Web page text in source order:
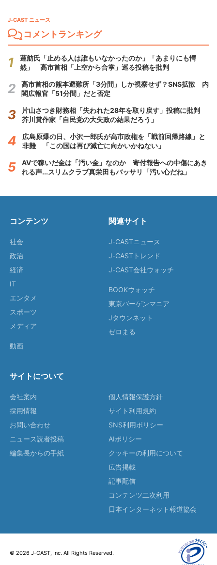
J-CAST ニュース
コメントランキング
蓮舫氏「止める人は誰もいなかったのか」「あまりにも愕
然」 高市首相「上空から合掌」巡る投稿を批判
高市首相の熊本避難所「3分間」しか視察せず？SNS拡散 内
閣広報官「51分間」だと否定
片山さつき財務相「失われた28年を取り戻す」投稿に批判
芥川賞作家「自民党の大失政の結果だろう」
広島原爆の日、小沢一郎氏が高市政権を「戦前回帰路線」と
非難 「この国は再び滅亡に向かいかねない」
AVで稼いだ金は「汚い金」なのか 寄付報告への中傷にあき
れる声...スリムクラブ真栄田もバッサリ「汚い心だね」
コンテンツ
社会
政治
経済
IT
エンタメ
スポーツ
メディア
動画
関連サイト
J-CASTニュース
J-CASTトレンド
J-CAST会社ウォッチ
BOOKウォッチ
東京バーゲンマニア
Jタウンネット
ゼロまる
サイトについて
会社案内
採用情報
お問い合わせ
ニュース読者投稿
編集長からの手紙
個人情報保護方針
サイト利用規約
SNS利用ポリシー
AIポリシー
クッキーの利用について
広告掲載
記事配信
コンテンツ二次利用
日本インターネット報道協会
© 2026 J-CAST, Inc. All Rights Reserved.